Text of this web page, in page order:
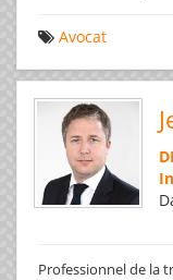
Avocat
Professionnel de la